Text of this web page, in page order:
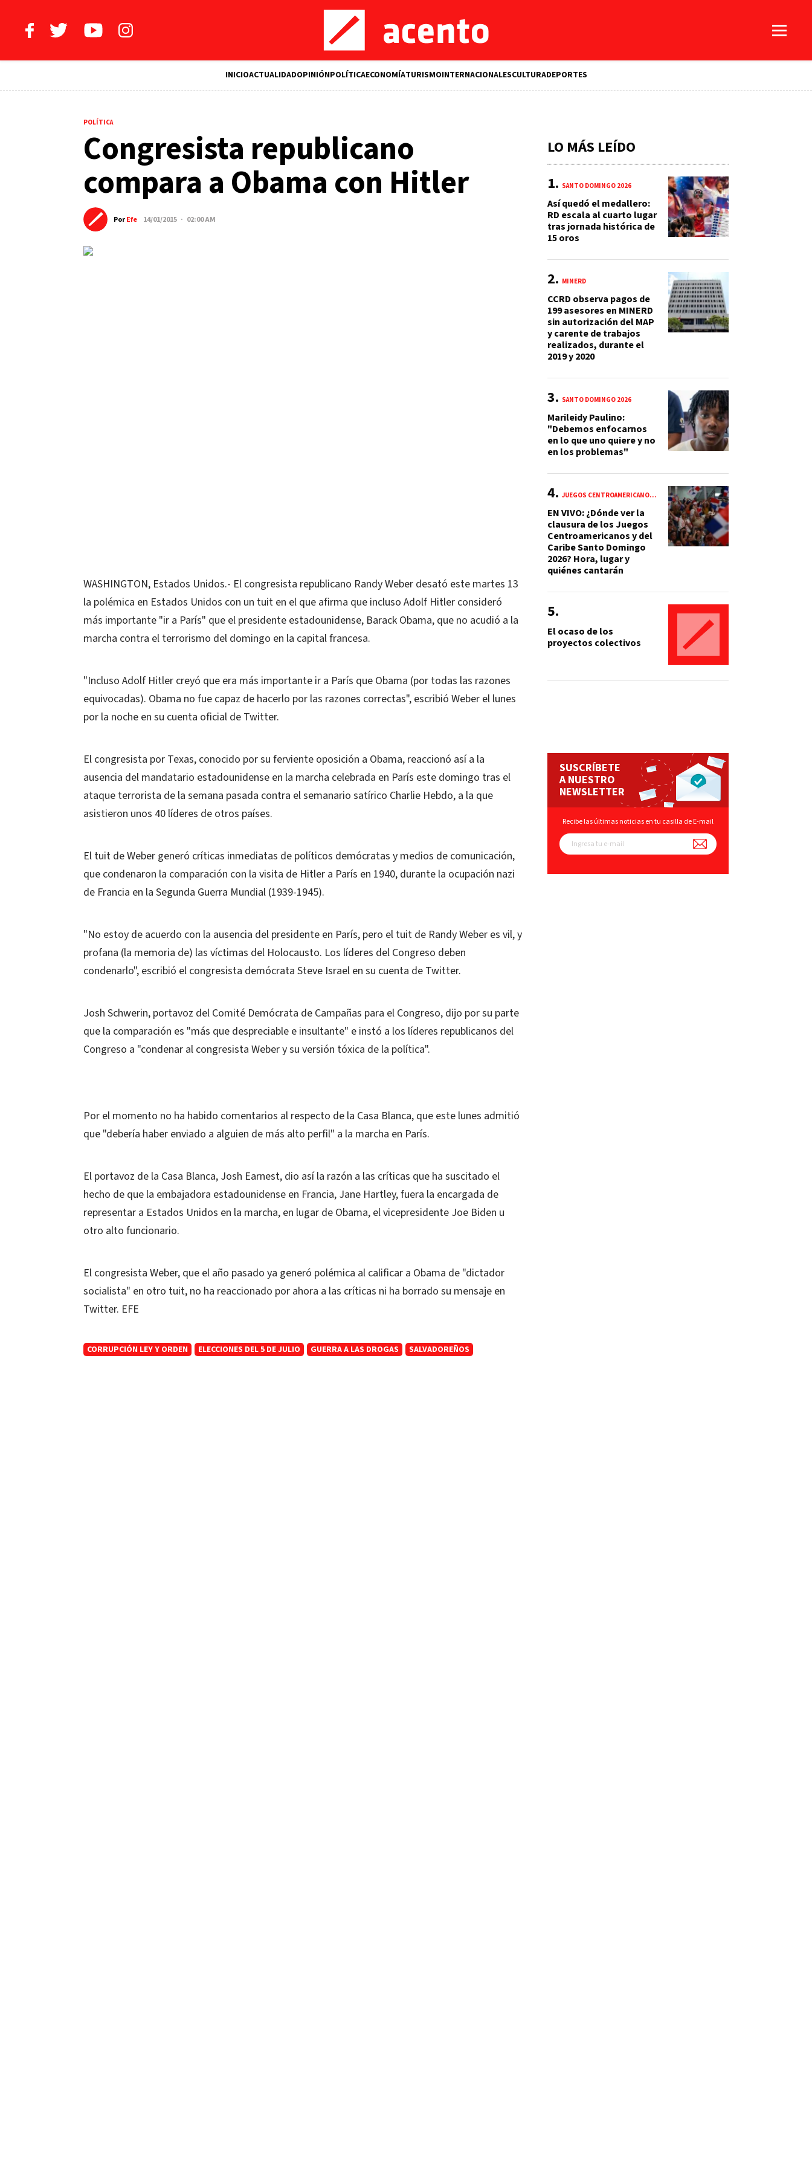
INICIOACTUALIDADOPINIÓNPOLÍTICAECONOMÍATURISMOINTERNACIONALESCULTURADEPORTES
POLÍTICA
Congresista republicano
compara a Obama con Hitler
PorEfe 14/01/2015 · 02:00 AM
WASHINGTON, Estados Unidos.- El congresista republicano Randy Weber desató este martes 13
la polémica en Estados Unidos con un tuit en el que afirma que incluso Adolf Hitler consideró
más importante "ir a París" que el presidente estadounidense, Barack Obama, que no acudió a la
marcha contra el terrorismo del domingo en la capital francesa.
"Incluso Adolf Hitler creyó que era más importante ir a París que Obama (por todas las razones
equivocadas). Obama no fue capaz de hacerlo por las razones correctas", escribió Weber el lunes
por la noche en su cuenta oficial de Twitter.
El congresista por Texas, conocido por su ferviente oposición a Obama, reaccionó así a la
ausencia del mandatario estadounidense en la marcha celebrada en París este domingo tras el
ataque terrorista de la semana pasada contra el semanario satírico Charlie Hebdo, a la que
asistieron unos 40 líderes de otros países.
El tuit de Weber generó críticas inmediatas de políticos demócratas y medios de comunicación,
que condenaron la comparación con la visita de Hitler a París en 1940, durante la ocupación nazi
de Francia en la Segunda Guerra Mundial (1939-1945).
"No estoy de acuerdo con la ausencia del presidente en París, pero el tuit de Randy Weber es vil, y
profana (la memoria de) las víctimas del Holocausto. Los líderes del Congreso deben
condenarlo", escribió el congresista demócrata Steve Israel en su cuenta de Twitter.
Josh Schwerin, portavoz del Comité Demócrata de Campañas para el Congreso, dijo por su parte
que la comparación es "más que despreciable e insultante" e instó a los líderes republicanos del
Congreso a "condenar al congresista Weber y su versión tóxica de la política".
Por el momento no ha habido comentarios al respecto de la Casa Blanca, que este lunes admitió
que "debería haber enviado a alguien de más alto perfil" a la marcha en París.
El portavoz de la Casa Blanca, Josh Earnest, dio así la razón a las críticas que ha suscitado el
hecho de que la embajadora estadounidense en Francia, Jane Hartley, fuera la encargada de
representar a Estados Unidos en la marcha, en lugar de Obama, el vicepresidente Joe Biden u
otro alto funcionario.
El congresista Weber, que el año pasado ya generó polémica al calificar a Obama de "dictador
socialista" en otro tuit, no ha reaccionado por ahora a las críticas ni ha borrado su mensaje en
Twitter. EFE
CORRUPCIÓN LEY Y ORDEN ELECCIONES DEL 5 DE JULIO GUERRA A LAS DROGAS SALVADOREÑOS
LO MÁS LEÍDO
SANTO DOMINGO 2026
Así quedó el medallero:
RD escala al cuarto lugar
tras jornada histórica de
15 oros
MINERD
CCRD observa pagos de
199 asesores en MINERD
sin autorización del MAP
y carente de trabajos
realizados, durante el
2019 y 2020
SANTO DOMINGO 2026
Marileidy Paulino:
"Debemos enfocarnos
en lo que uno quiere y no
en los problemas"
JUEGOS CENTROAMERICANOS Y DEL CARIBE 2026
EN VIVO: ¿Dónde ver la
clausura de los Juegos
Centroamericanos y del
Caribe Santo Domingo
2026? Hora, lugar y
quiénes cantarán
El ocaso de los
proyectos colectivos
SUSCRÍBETE
A NUESTRO
NEWSLETTER
Recibe las últimas noticias en tu casilla de E-mail